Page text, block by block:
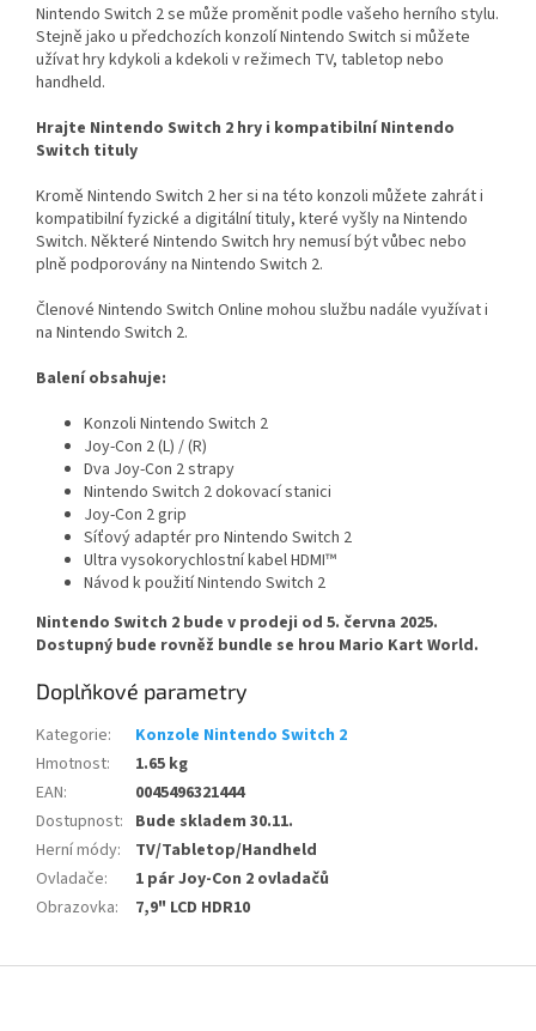
Nintendo Switch 2 se může proměnit podle vašeho herního stylu.
Stejně jako u předchozích konzolí Nintendo Switch si můžete
užívat hry kdykoli a kdekoli v režimech TV, tabletop nebo
handheld.
Hrajte Nintendo Switch 2 hry i kompatibilní Nintendo
Switch tituly
Kromě Nintendo Switch 2 her si na této konzoli můžete zahrát i
kompatibilní fyzické a digitální tituly, které vyšly na Nintendo
Switch. Některé Nintendo Switch hry nemusí být vůbec nebo
plně podporovány na Nintendo Switch 2.
Členové Nintendo Switch Online mohou službu nadále využívat i
na Nintendo Switch 2.
Balení obsahuje:
Konzoli Nintendo Switch 2
Joy-Con 2 (L) / (R)
Dva Joy-Con 2 strapy
Nintendo Switch 2 dokovací stanici
Joy-Con 2 grip
Síťový adaptér pro Nintendo Switch 2
Ultra vysokorychlostní kabel HDMI™
Návod k použití Nintendo Switch 2
Nintendo Switch 2 bude v prodeji od 5. června 2025.
Dostupný bude rovněž bundle se hrou Mario Kart World.
Doplňkové parametry
Kategorie:
Konzole Nintendo Switch 2
Hmotnost:
1.65 kg
EAN:
0045496321444
Dostupnost: Bude skladem 30.11.
Herní módy:
TV/Tabletop/Handheld
Ovladače:
1 pár Joy-Con 2 ovladačů
Obrazovka: 7,9" LCD HDR10